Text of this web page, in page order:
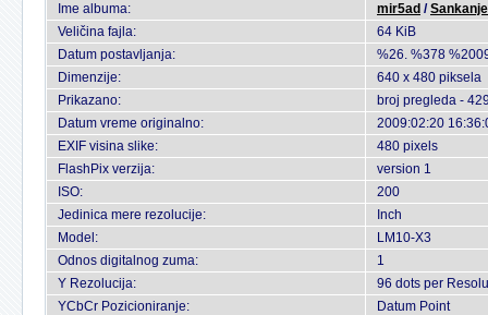
Ime albuma:
mir5ad /
Veličina fajla:
64 KiB
Datum postavljanja:
%26. %378
Dimenzije:
640 x 480 piksela
Prikazano:
broj pregleda -
Datum vreme originalno:
2009:02:20
EXIF visina slike:
480 pixels
FlashPix verzija:
version 1
ISO:
200
Jedinica mere rezolucije:
Inch
Model:
LM10-X3
Odnos digitalnog zuma:
1
Y Rezolucija:
96 dots per
YCbCr Pozicioniranje:
Datum Point